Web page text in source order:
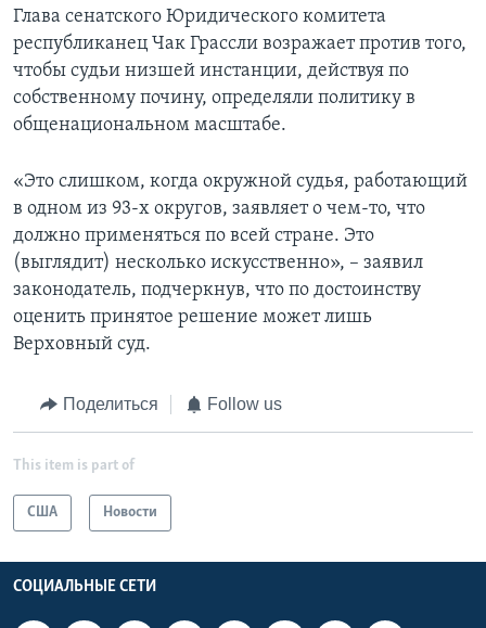
Глава сенатского Юридического комитета
республиканец Чак Грассли возражает против того,
чтобы судьи низшей инстанции, действуя по
собственному почину, определяли политику в
общенациональном масштабе.
«Это слишком, когда окружной судья, работающий
в одном из 93-х округов, заявляет о чем-то, что
должно применяться по всей стране. Это
(выглядит) несколько искусственно», – заявил
законодатель, подчеркнув, что по достоинству
оценить принятое решение может лишь
Верховный суд.
Поделиться Follow us
This item is part of
США Новости
СОЦИАЛЬНЫЕ СЕТИ